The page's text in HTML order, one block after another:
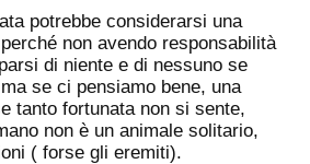
potrebbe considerarsi una
non avendo responsabilità
di niente e di nessuno se
se ci pensiamo bene, una
tanto fortunata non si sente,
non è un animale solitario,
( forse gli eremiti).